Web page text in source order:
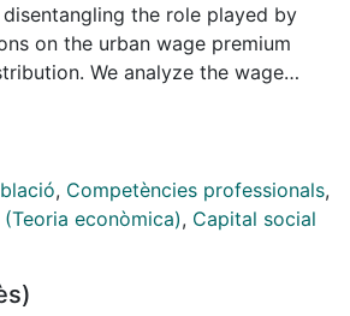
the role played by
on the urban wage premium
We analyze the wage
from lower to higher density
that unskilled workers benefit
accruing over time, while
a wage premium when they
wage increase over time. Further,
to human capital accumulation
, Competències professionals,
econòmica), Capital social